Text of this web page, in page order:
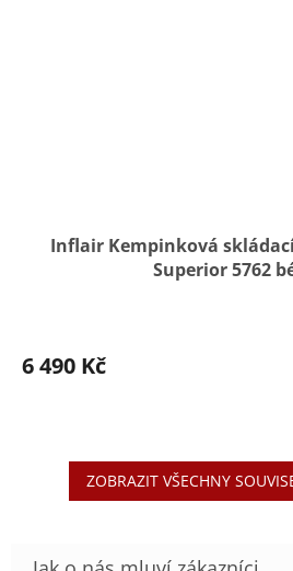
Inflair Kempinková
Superior 5762
6 490 Kč
ZOBRAZIT VŠECHNY